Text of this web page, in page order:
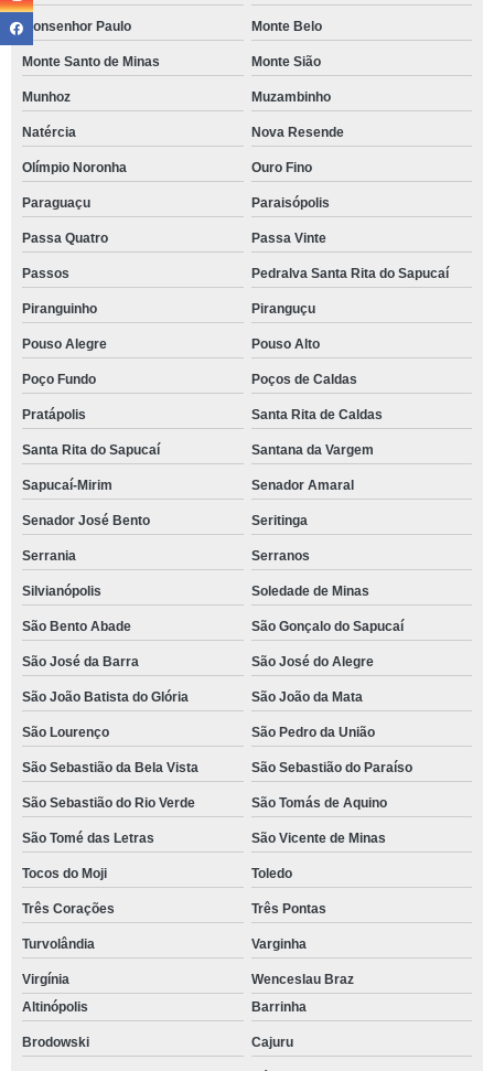
Monsenhor Paulo Monte Belo
Monte Santo de Minas Monte Sião
Munhoz Muzambinho
Natércia Nova Resende
Olímpio Noronha Ouro Fino
Paraguaçu Paraisópolis
Passa Quatro Passa Vinte
Passos Pedralva Santa Rita do Sapucaí
Piranguinho Piranguçu
Pouso Alegre Pouso Alto
Poço Fundo Poços de Caldas
Pratápolis Santa Rita de Caldas
Santa Rita do Sapucaí Santana da Vargem
Sapucaí-Mirim Senador Amaral
Senador José Bento Seritinga
Serrania Serranos
Silvianópolis Soledade de Minas
São Bento Abade São Gonçalo do Sapucaí
São José da Barra São José do Alegre
São João Batista do Glória São João da Mata
São Lourenço São Pedro da União
São Sebastião da Bela Vista São Sebastião do Paraíso
São Sebastião do Rio Verde São Tomás de Aquino
São Tomé das Letras São Vicente de Minas
Tocos do Moji Toledo
Três Corações Três Pontas
Turvolândia Varginha
Virgínia
Wenceslau Braz
Altinópolis
Barrinha
Brodowski Cajuru